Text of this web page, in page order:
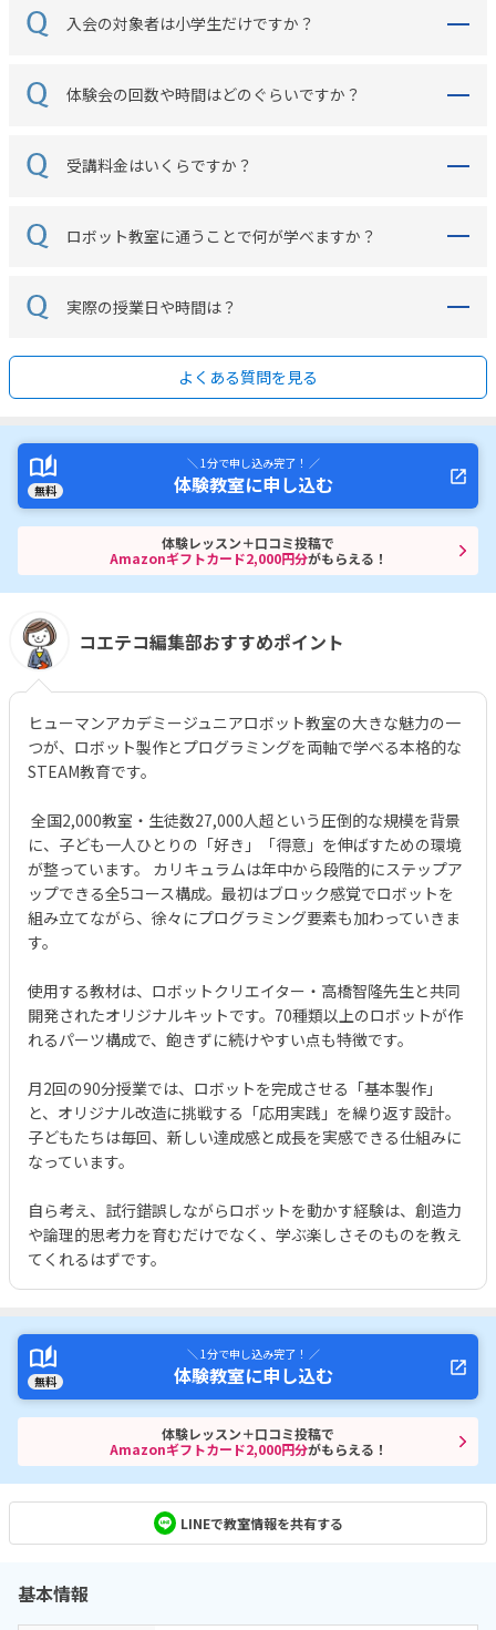
入会の対象者は小学生だけですか？
体験会の回数や時間はどのぐらいですか？
受講料金はいくらですか？
ロボット教室に通うことで何が学べますか？
実際の授業日や時間は？
よくある質問を見る
無料
＼ 1分で申し込み完了！ ／
体験教室に申し込む
体験レッスン＋口コミ投稿で
Amazonギフトカード2,000円分がもらえる！
コエテコ編集部おすすめポイント
ヒューマンアカデミージュニアロボット教室の大きな魅力の一
つが、ロボット製作とプログラミングを両軸で学べる本格的な
STEAM教育です。
全国2,000教室・生徒数27,000人超という圧倒的な規模を背景
に、子ども一人ひとりの「好き」「得意」を伸ばすための環境
が整っています。 カリキュラムは年中から段階的にステップア
ップできる全5コース構成。最初はブロック感覚でロボットを
組み立てながら、徐々にプログラミング要素も加わっていきま
す。
使用する教材は、ロボットクリエイター・高橋智隆先生と共同
開発されたオリジナルキットです。70種類以上のロボットが作
れるパーツ構成で、飽きずに続けやすい点も特徴です。
月2回の90分授業では、ロボットを完成させる「基本製作」
と、オリジナル改造に挑戦する「応用実践」を繰り返す設計。
子どもたちは毎回、新しい達成感と成長を実感できる仕組みに
なっています。
自ら考え、試行錯誤しながらロボットを動かす経験は、創造力
や論理的思考力を育むだけでなく、学ぶ楽しさそのものを教え
てくれるはずです。
無料
＼ 1分で申し込み完了！ ／
体験教室に申し込む
体験レッスン＋口コミ投稿で
Amazonギフトカード2,000円分がもらえる！
LINEで教室情報を共有する
基本情報